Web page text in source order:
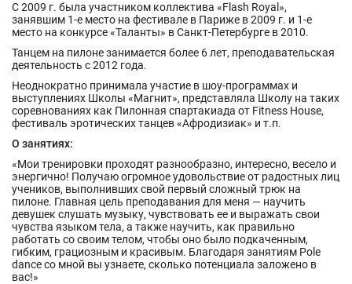
С 2009 г. была участником коллектива «Flash Royal»,
занявшим 1-е место на фестивале в Париже в 2009 г. и 1-е
место на конкурсе «Таланты» в Санкт-Петербурге в 2010.
Танцем на пилоне занимается более 6 лет, преподавательская
деятельность с 2012 года.
Неоднократно принимала участие в шоу-программах и
выступлениях Школы «Магнит», представляла Школу на таких
соревнованиях как Пилонная спартакиада от Fitness House,
фестиваль эротических танцев «Афродизиак» и т.п.
О занятиях:
«Мои тренировки проходят разнообразно, интересно, весело и
энергично! Получаю огромное удовольствие от радостных лиц
учеников, выполнивших свой первый сложный трюк на
пилоне. Главная цель преподавания для меня — научить
девушек слушать музыку, чувствовать ее и выражать свои
чувства языком тела, а также научить, как правильно
работать со своим телом, чтобы оно было подкаченным,
гибким, грациозным и красивым. Благодаря занятиям Pole
dance со мной вы узнаете, сколько потенциала заложено в
вас!»